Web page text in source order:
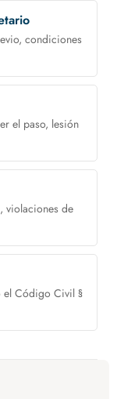
condiciones
el paso, lesión
violaciones de
el Código Civil §